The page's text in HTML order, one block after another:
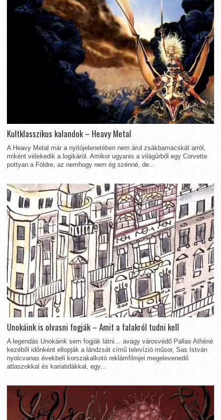
Kultklasszikus kalandok – Heavy Metal
A Heavy Metal már a nyitójelenetében nem árul zsákbamacskát arról,
miként vélekedik a logikáról. Amikor ugyanis a világűrből egy Corvette
pottyan a Földre, az nemhogy nem ég szénné, de...
Unokáink is olvasni fogják – Amit a falakról tudni kell
A legendás Unokáink sem fogják látni… avagy városvédő Pallas Athéné
kezéből időnként ellopják a lándzsát című televízió műsor, Sas István
nyolcvanas évekbeli korszakalkotó reklámfilmjei megelevenedő
atlaszokkal és kariatidákkal, egy...